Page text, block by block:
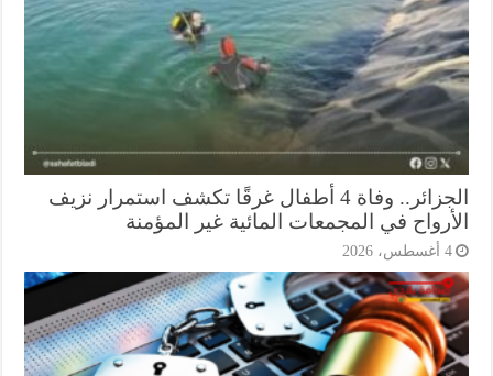
الجزائر.. وفاة 4 أطفال غرقًا تكشف استمرار نزيف
في المجمعات المائية غير المؤمنة